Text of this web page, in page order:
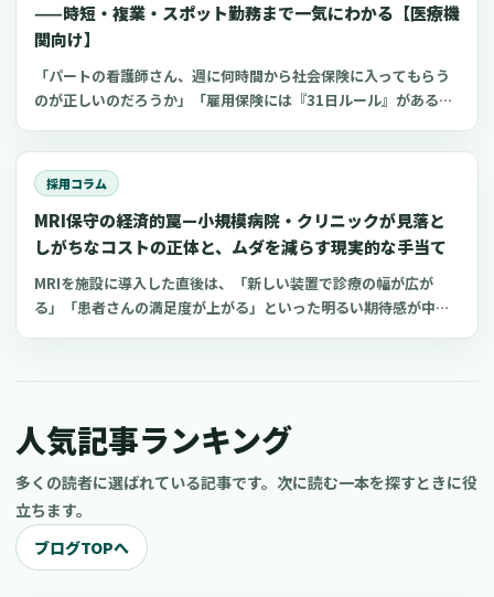
に触れつつ、特に小規模な病院やクリニック、訪問看護ステーシ
ョン、介護施設といった現場でも実践しやすい、具体的な進め方
——時短・複業・スポット勤務まで一気にわかる【医療機
関向け】
「パートの看護師さん、週に何時間から社会保険に入ってもらう
のが正しいのだろうか」「雇用保険には『31日ルール』があると
ば…」「複数のクリニックを掛け持ちしている方の保険手続きは
どう進めれば？」非常勤や時短勤務、複数の職場での複業（ダブ
ルワーク）といった働き方が広がる中で、看護師の社会保険・雇
用保険の適用に関する疑問は、多くの医療機関で共通の課題とな
っているのではないでしょうか。制度が複雑で、近年は法改正も
くないかもしれません。この記事は、病院やクリニックで看護師
の採用や労務管理に携わる院長、看護部長、理事長、事務長、人
事ご担当者の皆様に向けて、社会保険（健康保険・厚生年金保
要件」、雇用保険が「週20時間・31日以上の雇用見込み」となり
容も反映しています。日々の業務でお忙しい中でも、必要な情報
をすぐにご確認いただけるよう、具体的なケースを交えた早見表
や、現場でつまずきやすいポイントの解説、院内での業務手順の
整え方まで、順を追って解説していきます。この記事が、皆様の
採用コラム
MRI保守の経済的罠—小規模病院・クリニックが見落と
しがちなコストの正体と、ムダを減らす現実的な手当て
MRIを施設に導入した直後は、「新しい装置で診療の幅が広が
る」「患者さんの満足度が上がる」といった明るい期待感が中心
徐々に収益を圧迫する要因となり得ます。私も全国のクリニック
て、「この費用は本当に適正なのだろうか」「どこか削れる部分
はないのか」といった切実な悩みを何度も伺ってきました。この
記事では、そうした現場の実感に寄り添いながら、「MRI保守の
経済的罠」とは具体的に何を指すのかを整理し、できる限り具体
的な公開情報や実際の事例を基に、明日からでも実践できるコス
ト見直しのポイントを解説します。また、本稿のテーマであるコ
スト最適化は、装置の保守契約だけに留まりません。MRIを最大
人気記事ランキング
多くの読者に選ばれている記事です。次に読む一本を探すときに役
立ちます。
ブログTOPへ